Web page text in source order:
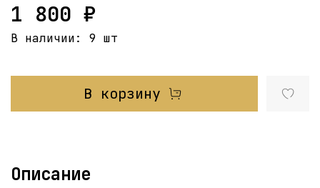
1 800 ₽
В наличии: 9 шт
В корзину
Описание